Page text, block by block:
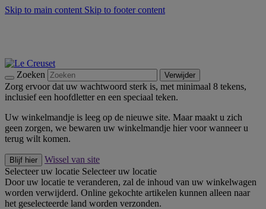
Skip to main content Skip to footer content
Zoeken Verwijder
Zorg ervoor dat uw wachtwoord sterk is, met minimaal 8 tekens,
inclusief een hoofdletter en een speciaal teken.
Uw winkelmandje is leeg op de nieuwe site. Maar maakt u zich
geen zorgen, we bewaren uw winkelmandje hier voor wanneer u
terug wilt komen.
Blijf hier
Wissel van site
Selecteer uw locatie Selecteer uw locatie
Door uw locatie te veranderen, zal de inhoud van uw winkelwagen
worden verwijderd. Online gekochte artikelen kunnen alleen naar
het geselecteerde land worden verzonden.